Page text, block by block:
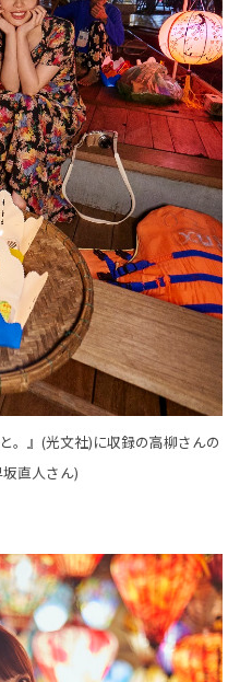
。』(光文社)に収録の高柳さんの
直人さん)